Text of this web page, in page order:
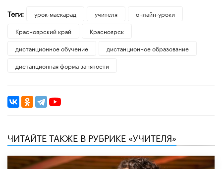
Теги:
урок-маскарад учителя
онлайн-уроки
Красноярский край
Красноярск
дистанционное обучение
дистанционное образование
дистанционная форма занятости
ЧИТАЙТЕ ТАКЖЕ В РУБРИКЕ «УЧИТЕЛЯ»